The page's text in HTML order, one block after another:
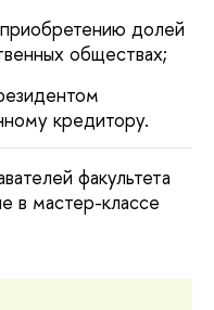
долей
обществах;
кредитору.
факультета
в мастер-классе